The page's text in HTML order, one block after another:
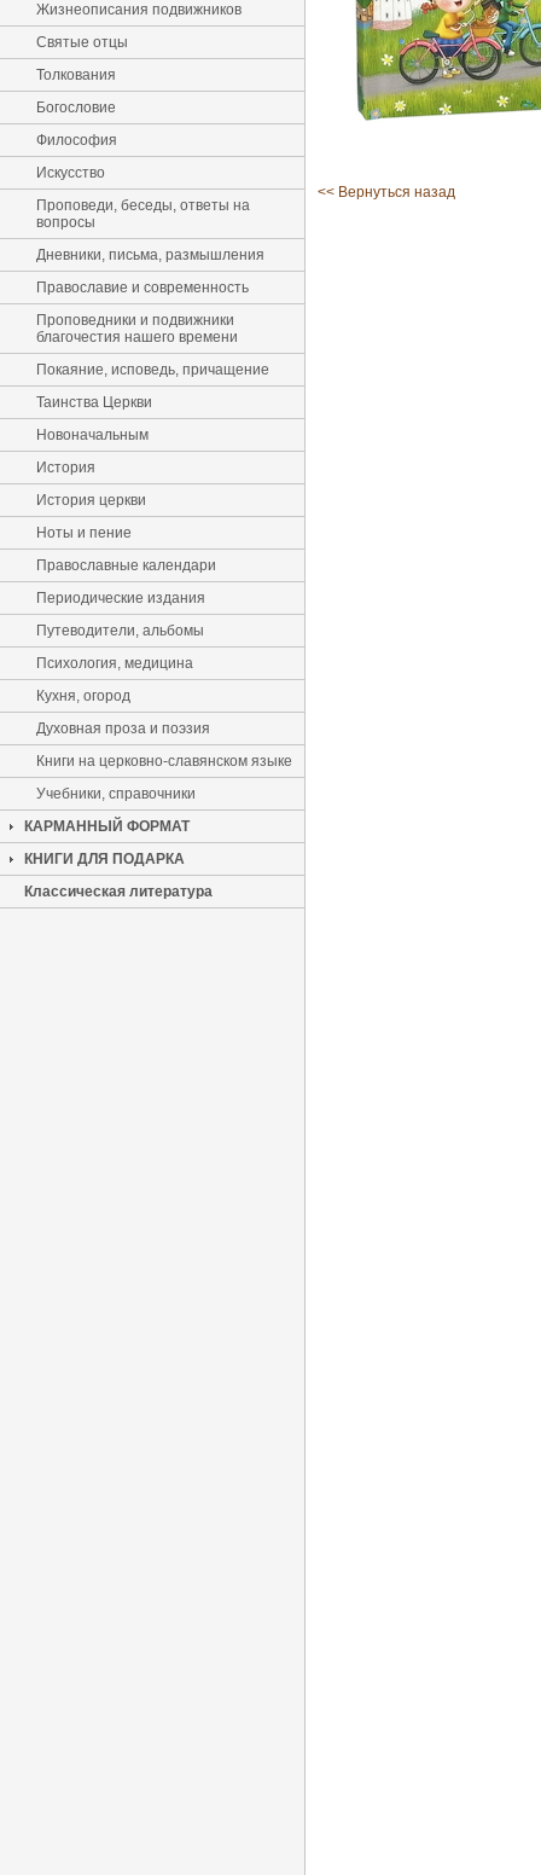
Жизнеописания подвижников
Святые отцы
Толкования
Богословие
Философия
Искусство
Проповеди, беседы, ответы на
вопросы
Дневники, письма, размышления
Православие и современность
Проповедники и подвижники
благочестия нашего времени
Покаяние, исповедь, причащение
Таинства Церкви
Новоначальным
История
История церкви
Ноты и пение
Православные календари
Периодические издания
Путеводители, альбомы
Психология, медицина
Кухня, огород
Духовная проза и поэзия
Книги на церковно-славянском языке
Учебники, справочники
КАРМАННЫЙ ФОРМАТ
КНИГИ ДЛЯ ПОДАРКА
Классическая литература
<< Вернуться назад